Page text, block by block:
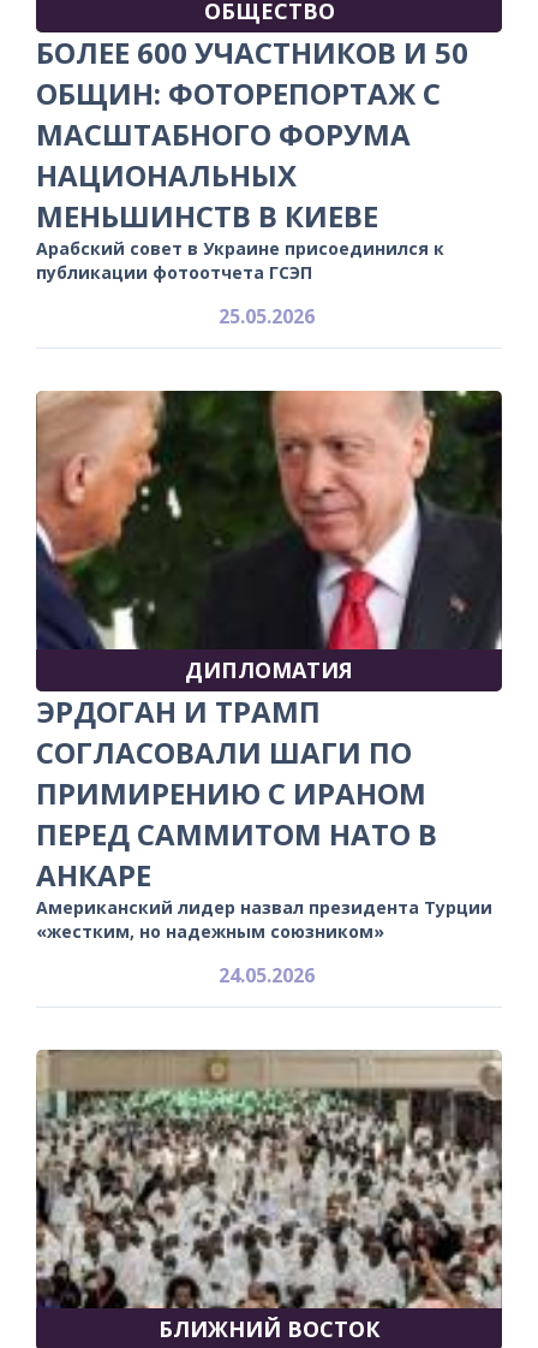
ОБЩЕСТВО
БОЛЕЕ 600 УЧАСТНИКОВ И 50
ОБЩИН: ФОТОРЕПОРТАЖ С
МАСШТАБНОГО ФОРУМА
НАЦИОНАЛЬНЫХ
МЕНЬШИНСТВ В КИЕВЕ
Арабский совет в Украине присоединился к
публикации фотоотчета ГСЭП
25.05.2026
ДИПЛОМАТИЯ
ЭРДОГАН И ТРАМП
СОГЛАСОВАЛИ ШАГИ ПО
ПРИМИРЕНИЮ С ИРАНОМ
ПЕРЕД САММИТОМ НАТО В
АНКАРЕ
Американский лидер назвал президента Турции
«жестким, но надежным союзником»
24.05.2026
БЛИЖНИЙ ВОСТОК